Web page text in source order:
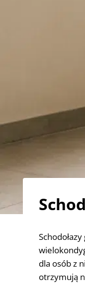
dla osób z
otrzymują